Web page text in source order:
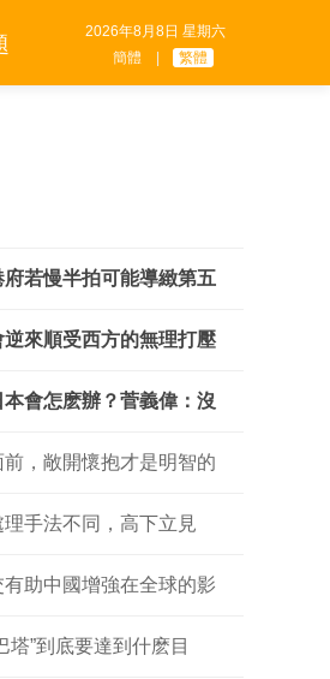
2026年8月8日 星期六
簡體
繁體
若慢半拍可能導緻第五
來順受西方的無理打壓
會怎麽辦？菅義偉：沒
，敞開懷抱才是明智的
手法不同，高下立見
助中國增強在全球的影
塔”到底要達到什麽目